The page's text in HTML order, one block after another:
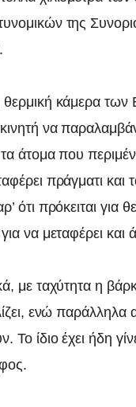
της
κάμερα των
να
άτομα που
πράγματι και
ότι πρόκειται για
να μεταφέρει και
με ταχύτητα η
ενώ παράλληλα
Το ίδιο έχει ήδη